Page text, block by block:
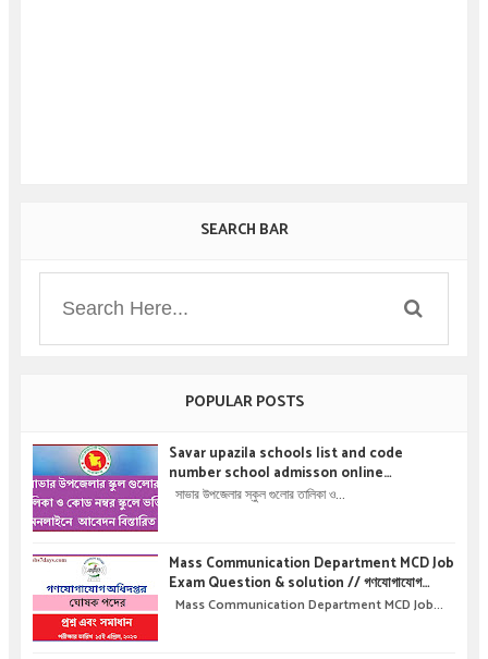
SEARCH BAR
POPULAR POSTS
Savar upazila schools list and code
number school admisson online
application details !! সাভার উপজেলার স্কুল গুলোর
সাভার উপজেলার স্কুল গুলোর তালিকা ও...
Mass Communication Department MCD Job
Exam Question & solution // গণযোগাযোগ
অধিদপ্তরে নিয়োগ পরীক্ষার প্রশ্ন এবং সমাধান
Mass Communication Department MCD Job...